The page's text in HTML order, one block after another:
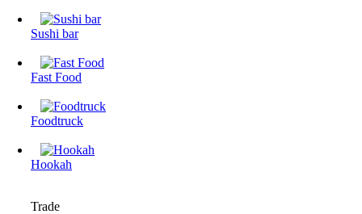
Sushi bar
Fast Food
Foodtruck
Hookah
Trade